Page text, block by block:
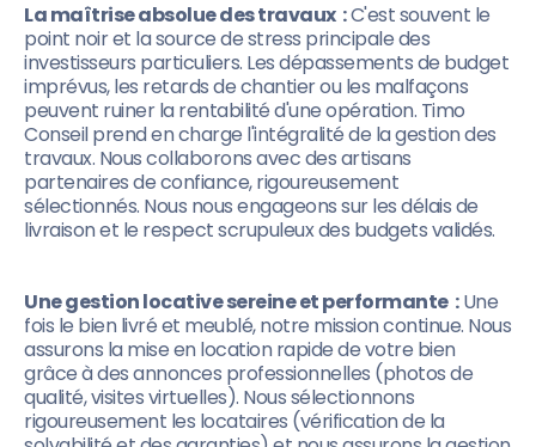
La maîtrise absolue des travaux :C'est souvent le
point noir et la source de stress principale des
investisseurs particuliers. Les dépassements de budget
imprévus, les retards de chantier ou les malfaçons
peuvent ruiner la rentabilité d'une opération. Timo
Conseil prend en charge l'intégralité de la gestion des
travaux. Nous collaborons avec des artisans
partenaires de confiance, rigoureusement
sélectionnés. Nous nous engageons sur les délais de
livraison et le respect scrupuleux des budgets validés.
Une gestion locative sereine et performante :Une
fois le bien livré et meublé, notre mission continue. Nous
assurons la mise en location rapide de votre bien
grâce à des annonces professionnelles (photos de
qualité, visites virtuelles). Nous sélectionnons
rigoureusement les locataires (vérification de la